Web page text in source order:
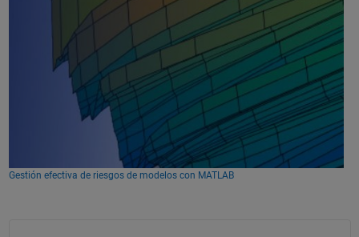
Gestión efectiva de riesgos de modelos con MATLAB